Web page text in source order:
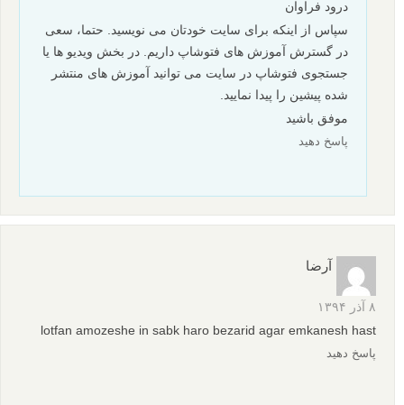
درود فراوان
سپاس از اینکه برای سایت خودتان می نویسید. حتما، سعی
در گسترش آموزش های فتوشاپ داریم. در بخش ویدیو ها یا
جستجوی فتوشاپ در سایت می توانید آموزش های منتشر
شده پیشین را پیدا نمایید.
موفق باشید
پاسخ دهید
آرضا
۸ آذر ۱۳۹۴
lotfan amozeshe in sabk haro bezarid agar emkanesh hast
پاسخ دهید